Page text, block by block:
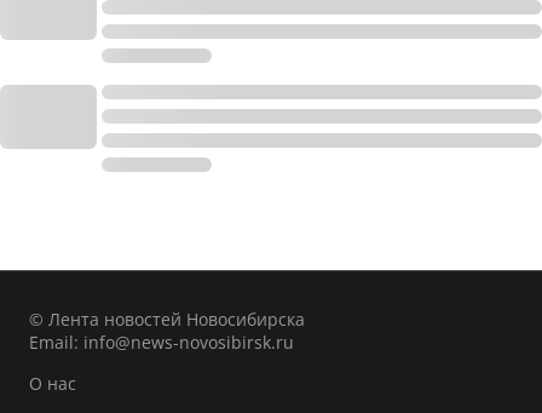
© Лента новостей Новосибирска
Email: info@news-novosibirsk.ru
О нас